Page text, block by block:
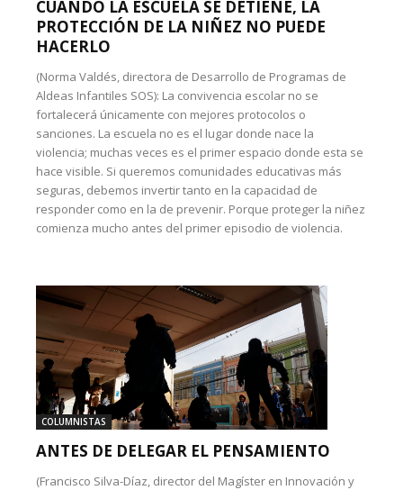
CUANDO LA ESCUELA SE DETIENE, LA
PROTECCIÓN DE LA NIÑEZ NO PUEDE
HACERLO
(Norma Valdés, directora de Desarrollo de Programas de
Aldeas Infantiles SOS): La convivencia escolar no se
fortalecerá únicamente con mejores protocolos o
sanciones. La escuela no es el lugar donde nace la
violencia; muchas veces es el primer espacio donde esta se
hace visible. Si queremos comunidades educativas más
seguras, debemos invertir tanto en la capacidad de
responder como en la de prevenir. Porque proteger la niñez
comienza mucho antes del primer episodio de violencia.
COLUMNISTAS
ANTES DE DELEGAR EL PENSAMIENTO
(Francisco Silva-Díaz, director del Magíster en Innovación y